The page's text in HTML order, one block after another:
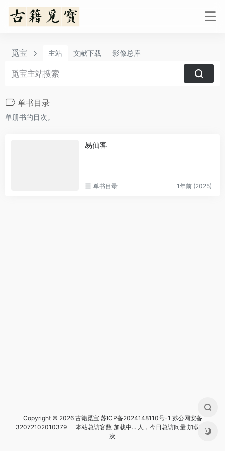
觅宝 主站 文献下载 影像总库
单书目录
单册书的目次。
易仙客
单书目录 1年前 (2025)
Copyright © 2026 古籍觅宝 苏ICP备2024148110号-1 苏公网安备
32072102010379
本站总访客数 加载中...人，今日总访问量 加载中...
次